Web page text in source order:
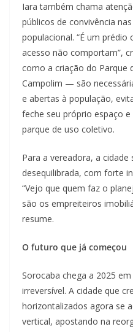
Iara também chama
públicos de convivência
populacional. “É um
acesso não comportam”,
como a criação do
Campolim — são
e abertas à população,
feche seu próprio espaço
parque de uso coletivo.
Para a vereadora, a
desequilibrada, com forte
“Vejo que quem faz o
são os empreiteiros
resume.
O futuro que já começou
Sorocaba chega a 2025
irreversível. A cidade que
horizontalizados agora se
vertical, apostando na